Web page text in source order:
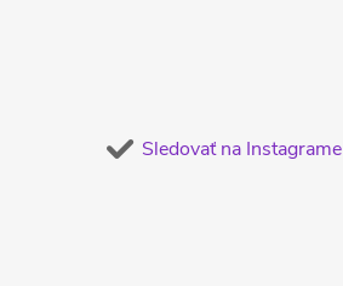
Sledovať na Instagrame